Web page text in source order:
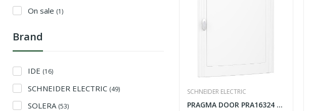
On sale (1)
Brand
IDE (16)
SCHNEIDER ELECTRIC (49)
SOLERA (53)
SCHNEIDER ELECTRIC
PRAGMA DOOR PRA16324 SCHNEIDER 72 WHITE ELEMENTS,